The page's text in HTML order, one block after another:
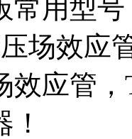
常用型
场效应
效应管